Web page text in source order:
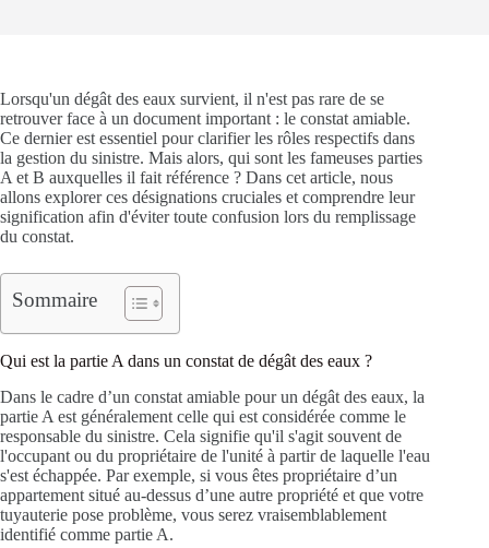
Lorsqu'un dégât des eaux survient, il n'est pas rare de se
retrouver face à un document important : le constat amiable.
Ce dernier est essentiel pour clarifier les rôles respectifs dans
la gestion du sinistre. Mais alors, qui sont les fameuses parties
A et B auxquelles il fait référence ? Dans cet article, nous
allons explorer ces désignations cruciales et comprendre leur
signification afin d'éviter toute confusion lors du remplissage
du constat.
Sommaire
Qui est la partie A dans un constat de dégât des eaux ?
Dans le cadre d’un constat amiable pour un dégât des eaux, la
partie A est généralement celle qui est considérée comme le
responsable du sinistre. Cela signifie qu'il s'agit souvent de
l'occupant ou du propriétaire de l'unité à partir de laquelle l'eau
s'est échappée. Par exemple, si vous êtes propriétaire d’un
appartement situé au-dessus d’une autre propriété et que votre
tuyauterie pose problème, vous serez vraisemblablement
identifié comme partie A.